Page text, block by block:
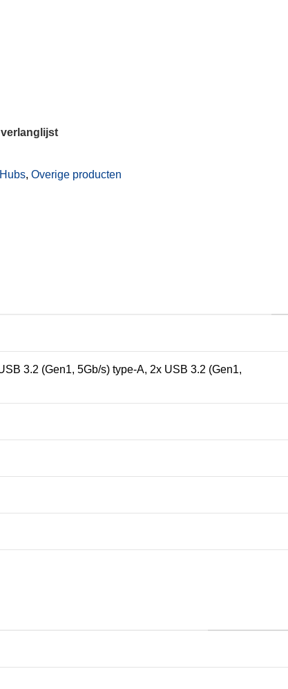
, Overige producten
3.2 (Gen1, 5Gb/s) type-A, 2x USB 3.2 (Gen1,